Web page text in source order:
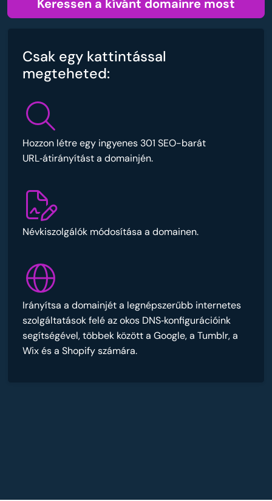
Keressen a kívánt domainre most
Csak egy kattintással
megteheted:
Hozzon létre egy ingyenes 301 SEO-barát
URL‑átirányítást a domainjén.
Névkiszolgálók módosítása a domainen.
Irányítsa a domainjét a legnépszerűbb internetes
szolgáltatások felé az okos DNS‑konfigurációink
segítségével, többek között a Google, a Tumblr, a
Wix és a Shopify számára.